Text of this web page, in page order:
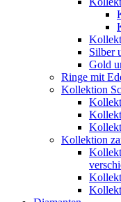
Silber
Gold
Ringe mit
Kollektion
Kollektion